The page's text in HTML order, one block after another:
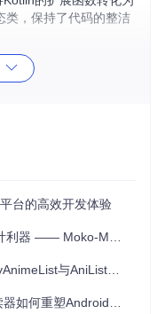
类，保持了代码的整洁
供了API让你可以根据K
需求。
需要与Swift代码协作
Swift端代码可读性和性
效率。
台的高效开发体验
—— Moko-MVVM框架
与AniList无缝对接指南
重塑Android阅读体验